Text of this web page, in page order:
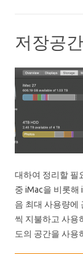
저장공
대하여 정리할 필
중 iMac을 비롯해
음 최대 사용량에
씩 지불하고 사용
도의 공간을 사